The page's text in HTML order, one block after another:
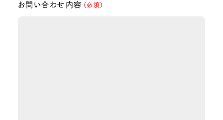
お問い合わせ内容 （必須）